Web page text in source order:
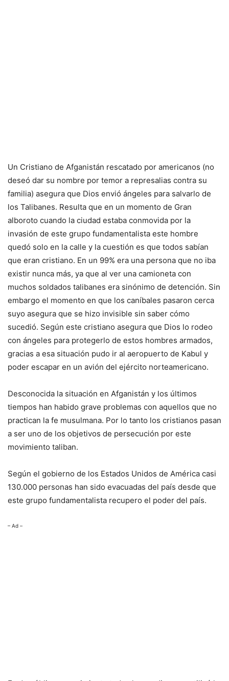
Un Cristiano de Afganistán rescatado por americanos (no
deseó dar su nombre por temor a represalias contra su
familia) asegura que Dios envió ángeles para salvarlo de
los Talibanes. Resulta que en un momento de Gran
alboroto cuando la ciudad estaba conmovida por la
invasión de este grupo fundamentalista este hombre
quedó solo en la calle y la cuestión es que todos sabían
que eran cristiano. En un 99% era una persona que no iba
existir nunca más, ya que al ver una camioneta con
muchos soldados talibanes era sinónimo de detención. Sin
embargo el momento en que los caníbales pasaron cerca
suyo asegura que se hizo invisible sin saber cómo
sucedió. Según este cristiano asegura que Dios lo rodeo
con ángeles para protegerlo de estos hombres armados,
gracias a esa situación pudo ir al aeropuerto de Kabul y
poder escapar en un avión del ejército norteamericano.
Desconocida la situación en Afganistán y los últimos
tiempos han habido grave problemas con aquellos que no
practican la fe musulmana. Por lo tanto los cristianos pasan
a ser uno de los objetivos de persecución por este
movimiento taliban.
Según el gobierno de los Estados Unidos de América casi
130.000 personas han sido evacuadas del país desde que
este grupo fundamentalista recupero el poder del país.
– Ad –